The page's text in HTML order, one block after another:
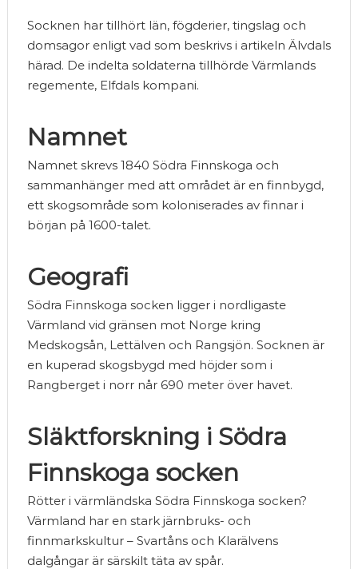
Socknen har tillhört län, fögderier, tingslag och
domsagor enligt vad som beskrivs i artikeln Älvdals
härad. De indelta soldaterna tillhörde Värmlands
regemente, Elfdals kompani.
Namnet
Namnet skrevs 1840 Södra Finnskoga och
sammanhänger med att området är en finnbygd,
ett skogsområde som koloniserades av finnar i
början på 1600-talet.
Geografi
Södra Finnskoga socken ligger i nordligaste
Värmland vid gränsen mot Norge kring
Medskogsån, Lettälven och Rangsjön. Socknen är
en kuperad skogsbygd med höjder som i
Rangberget i norr når 690 meter över havet.
Släktforskning i Södra
Finnskoga socken
Rötter i värmländska Södra Finnskoga socken?
Värmland har en stark järnbruks- och
finnmarkskultur – Svartåns och Klarälvens
dalgångar är särskilt täta av spår.